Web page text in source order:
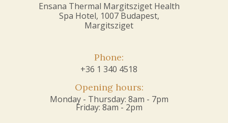
Ensana Thermal Margitsziget Health
Spa Hotel, 1007 Budapest,
Margitsziget
Phone:
+36 1 340 4518
Opening hours:
Monday - Thursday: 8am - 7pm
Friday: 8am - 2pm